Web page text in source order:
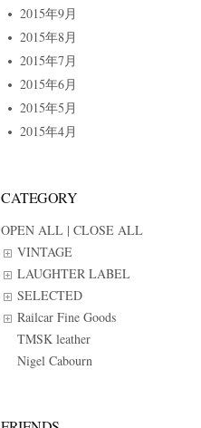
2015年9月
2015年8月
2015年7月
2015年6月
2015年5月
2015年4月
CATEGORY
OPEN ALL | CLOSE ALL
VINTAGE
LAUGHTER LABEL
SELECTED
Railcar Fine Goods
TMSK leather
Nigel Cabourn